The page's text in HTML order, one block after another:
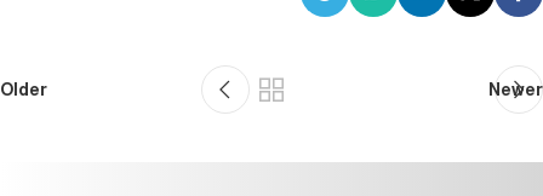
Newer
Older